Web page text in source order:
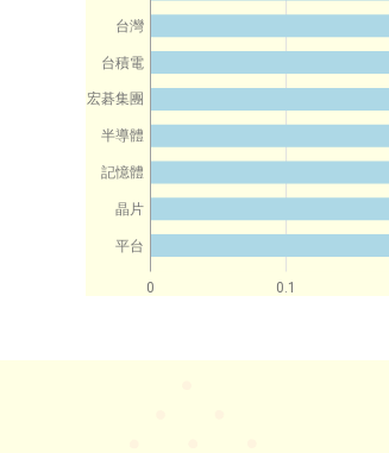
0 0.1
台灣
台積電
宏碁集團
半導體
記憶體
晶片
平台